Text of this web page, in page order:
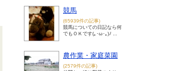
競馬
(65939件の記事)
競馬についての日記なら何
でもＯＫです(｡･ω･｡)ﾉ ...
農作業・家庭菜園
(2579件の記事)